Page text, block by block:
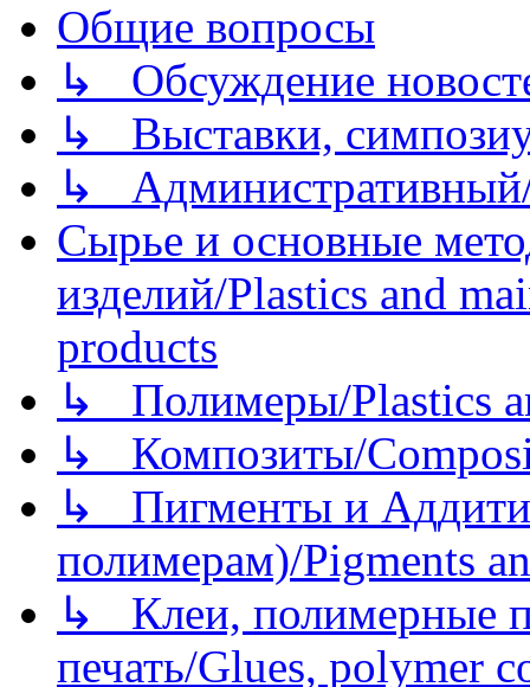
Общие вопросы
↳ Обсуждение
↳ Выставки,
↳
Сырье и основные
изделий/Plastics and
products
↳ Полимеры/Plastics
↳ Композиты/
↳ Пигменты и
полимерам)/Pigments
↳ Клеи, полимерные
печать/Glues, polymer